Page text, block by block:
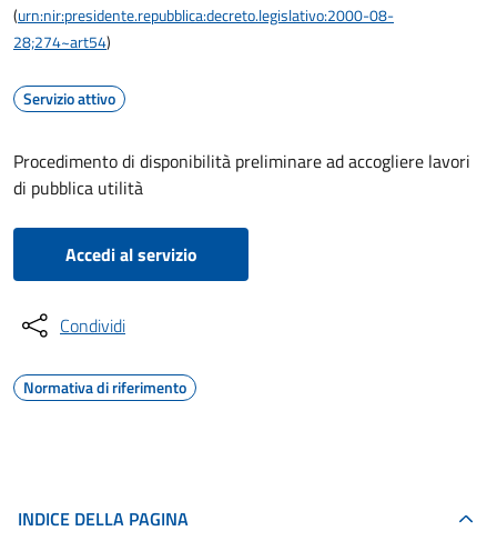
(urn:nir:presidente.repubblica:decreto.legislativo:2000-08-
28;274~art54)
Servizio attivo
Procedimento di disponibilità preliminare ad accogliere lavori
di pubblica utilità
Accedi al servizio
Condividi
Normativa di riferimento
INDICE DELLA PAGINA